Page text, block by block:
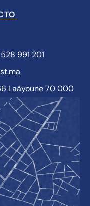
991 201
Laâyoune 70 000